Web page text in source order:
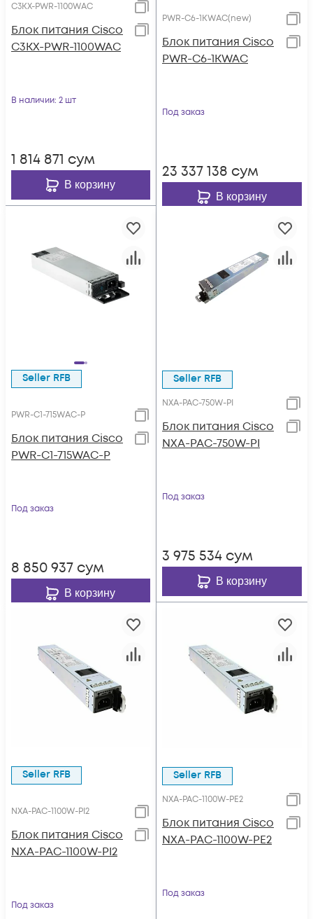
C3KX-PWR-1100WAC
Блок питания Cisco
C3KX-PWR-1100WAC
В наличии: 2 шт
1 814 871 сум
В корзину
PWR-C6-1KWAC(new)
Блок питания Cisco
PWR-C6-1KWAC
Под заказ
23 337 138 сум
В корзину
Seller RFB
PWR-C1-715WAC-P
Блок питания Cisco
PWR-C1-715WAC-P
Под заказ
8 850 937 сум
В корзину
Seller RFB
NXA-PAC-750W-PI
Блок питания Cisco
NXA-PAC-750W-PI
Под заказ
3 975 534 сум
В корзину
Seller RFB
NXA-PAC-1100W-PI2
Блок питания Cisco
NXA-PAC-1100W-PI2
Под заказ
Seller RFB
NXA-PAC-1100W-PE2
Блок питания Cisco
NXA-PAC-1100W-PE2
Под заказ